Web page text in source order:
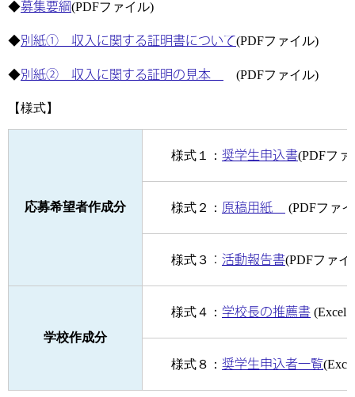
◆募集要綱(PDFファイル)
◆別紙① 収入に関する証明書について(PDFファイル)
◆別紙② 収入に関する証明の見本 (PDFファイル)
【様式】
応募希望者作成分
様式１： 奨学生申込書(PDFファ
様式２： 原稿用紙 (PDFファ
様式３ ： 活動報告書(PDFファイ
学校作成分
様式４： 学校長の推薦書 (Excel
様式８： 奨学生申込者一覧